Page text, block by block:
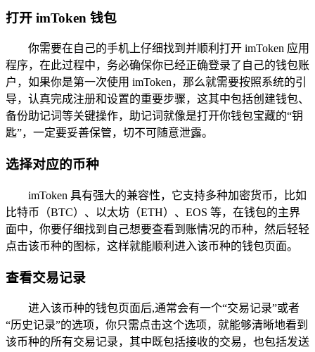
打开 imToken 钱包
你需要在自己的手机上仔细找到并顺利打开 imToken 应用
程序，在此过程中，务必确保你已经正确登录了自己的钱包账
户，如果你是第一次使用 imToken，那么就需要按照系统的引
导，认真完成注册和设置的重要步骤，这其中包括创建钱包、
备份助记词等关键操作，助记词就像是打开你钱包宝藏的“钥
匙”，一定要妥善保管，切不可随意泄露。
选择对应的币种
imToken 具有强大的兼容性，它支持多种加密货币，比如
比特币（BTC）、以太坊（ETH）、EOS 等，在钱包的主界
面中，你要仔细找到自己想要查看到账情况的币种，然后轻轻
点击该币种的图标，这样就能顺利进入该币种的钱包页面。
查看交易记录
进入该币种的钱包页面后,通常会有一个“交易记录”或者
“历史记录”的选项，你只需点击这个选项，就能够清晰地看到
该币种的所有交易记录，其中既包括接收的交易，也包括发送